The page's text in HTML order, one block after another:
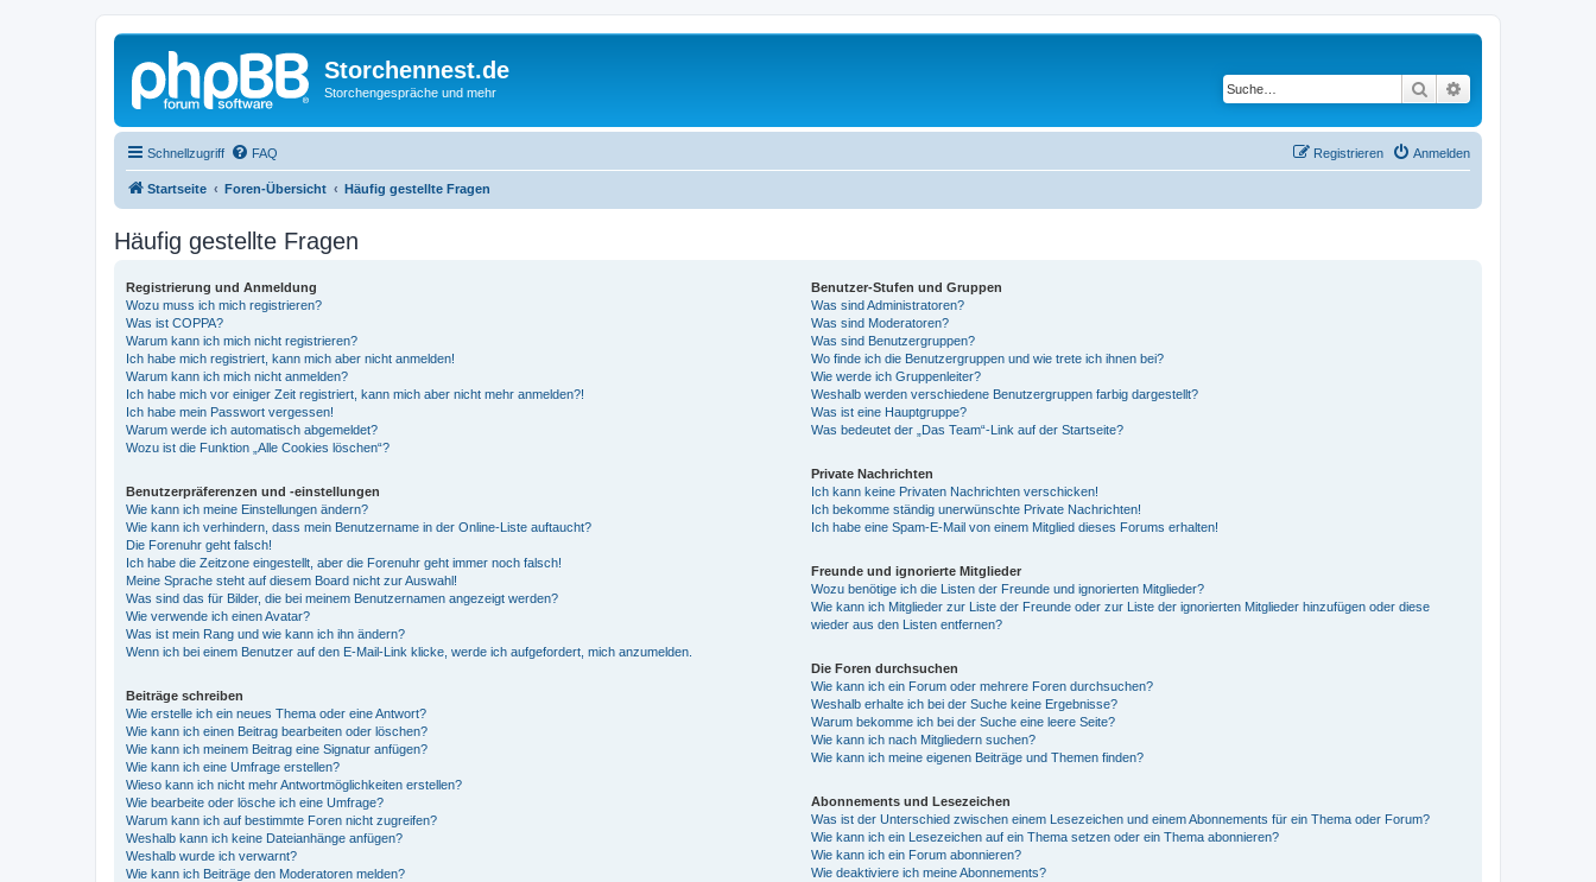
Storchennest.de
Storchengespräche und mehr Suche
Schnellzugriff FAQ Anmelden
Registrieren
Startseite Foren-Übersicht Häufig gestellte Fragen
Häufig gestellte Fragen
Registrierung und Anmeldung
Wozu muss ich mich registrieren?
Was ist COPPA?
Warum kann ich mich nicht registrieren?
Ich habe mich registriert, kann mich aber nicht anmelden!
Warum kann ich mich nicht anmelden?
Ich habe mich vor einiger Zeit registriert, kann mich aber nicht mehr anmelden?!
Ich habe mein Passwort vergessen!
Warum werde ich automatisch abgemeldet?
Wozu ist die Funktion „Alle Cookies löschen“?
Benutzerpräferenzen und -einstellungen
Wie kann ich meine Einstellungen ändern?
Wie kann ich verhindern, dass mein Benutzername in der Online-Liste auftaucht?
Die Forenuhr geht falsch!
Ich habe die Zeitzone eingestellt, aber die Forenuhr geht immer noch falsch!
Meine Sprache steht auf diesem Board nicht zur Auswahl!
Was sind das für Bilder, die bei meinem Benutzernamen angezeigt werden?
Wie verwende ich einen Avatar?
Was ist mein Rang und wie kann ich ihn ändern?
Wenn ich bei einem Benutzer auf den E-Mail-Link klicke, werde ich aufgefordert, mich anzumelden.
Beiträge schreiben
Wie erstelle ich ein neues Thema oder eine Antwort?
Wie kann ich einen Beitrag bearbeiten oder löschen?
Wie kann ich meinem Beitrag eine Signatur anfügen?
Wie kann ich eine Umfrage erstellen?
Wieso kann ich nicht mehr Antwortmöglichkeiten erstellen?
Wie bearbeite oder lösche ich eine Umfrage?
Warum kann ich auf bestimmte Foren nicht zugreifen?
Weshalb kann ich keine Dateianhänge anfügen?
Weshalb wurde ich verwarnt?
Wie kann ich Beiträge den Moderatoren melden?
Benutzer-Stufen und Gruppen
Was sind Administratoren?
Was sind Moderatoren?
Was sind Benutzergruppen?
Wo finde ich die Benutzergruppen und wie trete ich ihnen bei?
Wie werde ich Gruppenleiter?
Weshalb werden verschiedene Benutzergruppen farbig dargestellt?
Was ist eine Hauptgruppe?
Was bedeutet der „Das Team“-Link auf der Startseite?
Private Nachrichten
Ich kann keine Privaten Nachrichten verschicken!
Ich bekomme ständig unerwünschte Private Nachrichten!
Ich habe eine Spam-E-Mail von einem Mitglied dieses Forums erhalten!
Freunde und ignorierte Mitglieder
Wozu benötige ich die Listen der Freunde und ignorierten Mitglieder?
Wie kann ich Mitglieder zur Liste der Freunde oder zur Liste der ignorierten Mitglieder hinzufügen oder diese
wieder aus den Listen entfernen?
Die Foren durchsuchen
Wie kann ich ein Forum oder mehrere Foren durchsuchen?
Weshalb erhalte ich bei der Suche keine Ergebnisse?
Warum bekomme ich bei der Suche eine leere Seite?
Wie kann ich nach Mitgliedern suchen?
Wie kann ich meine eigenen Beiträge und Themen finden?
Abonnements und Lesezeichen
Was ist der Unterschied zwischen einem Lesezeichen und einem Abonnements für ein Thema oder Forum?
Wie kann ich ein Lesezeichen auf ein Thema setzen oder ein Thema abonnieren?
Wie kann ich ein Forum abonnieren?
Wie deaktiviere ich meine Abonnements?